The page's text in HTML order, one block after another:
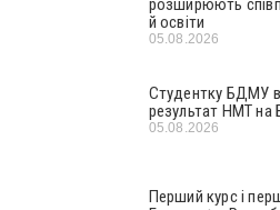
розширюють
й освіти
05.08.2026
Студентку БДМУ
результат НМТ на
05.08.2026
Перший курс і